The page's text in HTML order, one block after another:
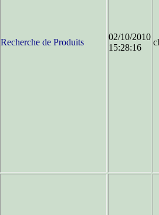
Recherche de Produits
02/10/2010
15:28:16